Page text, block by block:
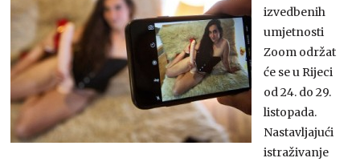
izvedbenih
umjetnosti
Zoom održat
će se u Rijeci
od 24. do 29.
listopada.
Nastavljajući
istraživanje